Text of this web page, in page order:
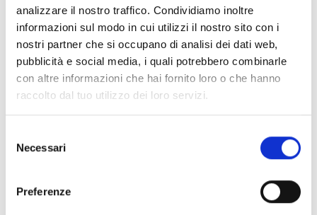
analizzare il nostro traffico. Condividiamo inoltre
informazioni sul modo in cui utilizzi il nostro sito con i
nostri partner che si occupano di analisi dei dati web,
pubblicità e social media, i quali potrebbero combinarle
con altre informazioni che hai fornito loro o che hanno
raccolto dal tuo utilizzo dei loro servizi.
delNecessari
Preferenze